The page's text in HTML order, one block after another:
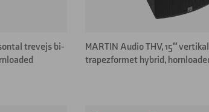
trevejs bi-
MARTIN Audio THV, 15″
trapezformet hybrid,